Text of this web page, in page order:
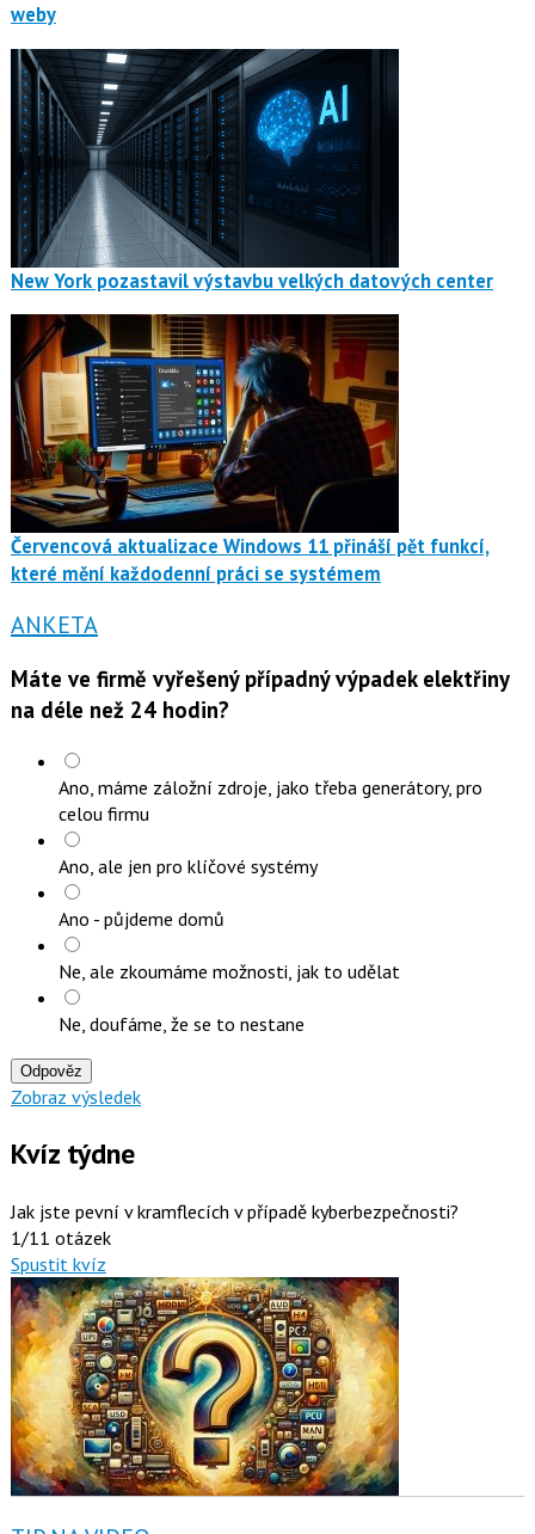
weby
New York pozastavil výstavbu velkých datových center
Červencová aktualizace Windows 11 přináší pět funkcí,
které mění každodenní práci se systémem
ANKETA
Máte ve firmě vyřešený případný výpadek elektřiny
na déle než 24 hodin?
Ano, máme záložní zdroje, jako třeba generátory, pro
celou firmu
Ano, ale jen pro klíčové systémy
Ano - půjdeme domů
Ne, ale zkoumáme možnosti, jak to udělat
Ne, doufáme, že se to nestane
Odpověz
Zobraz výsledek
Kvíz týdne
Jak jste pevní v kramflecích v případě kyberbezpečnosti?
1/11 otázek
Spustit kvíz